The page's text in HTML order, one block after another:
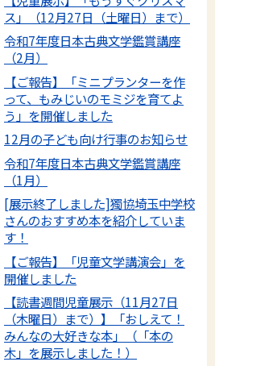
ス」（12月27日（土曜日）まで）
令和7年度日本古典文学鑑賞講座
（2月）
【ご報告】「ミニプランターを作
って、もみじいのモミジを育てよ
う」を開催しました
12月の子ども向け行事のお知らせ
令和7年度日本古典文学鑑賞講座
（1月）
[展示終了しました]獨協埼玉中学校
さんのおすすめ本を紹介していま
す！
【ご報告】「児童文学講演会」を
開催しました
【読書週間児童展示（11月27日
（木曜日）まで）】「おしえて！
みんなの大好きな本」（「本の
木」を展示しました！）